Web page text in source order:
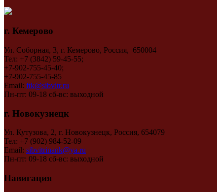
г. Кемерово
Ул. Соборная, 3, г. Кемерово, Россия, 650004
Тел: +7 (3842) 59-45-55;
+7-902-755-45-40;
+7-902-755-45-85
Email: ftk@sibvitr.ru
Пн-пт: 09-18 сб-вс: выходной
г. Новокузнецк
Ул. Кутузова, 2, г. Новокузнецк, Россия, 654079
Тел: +7 (902) 984-52-09
Email: sibvitrinank@ya.ru
Пн-пт: 09-18 сб-вс: выходной
Навигация